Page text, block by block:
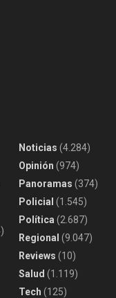
Noticias (4.284)
Opinión (974)
Panoramas (374)
Policial (1.545)
Política (2.687)
Regional (9.047)
Reviews (10)
Salud (1.119)
Tech (125)